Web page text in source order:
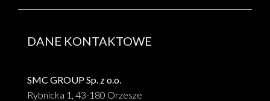
DANE KONTAKTOWE
SMC GROUP Sp. z o.o.
Rybnicka 1, 43-180 Orzesze